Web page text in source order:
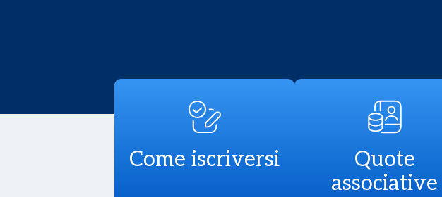
Come iscriversi
Quote
associative